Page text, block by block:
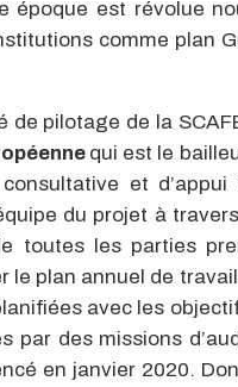
époque est révolue
comme plan
de pilotage de la
qui est le
et d’appui
du projet à
toutes les parties
le plan annuel de
avec les
par des missions
en janvier 2020.